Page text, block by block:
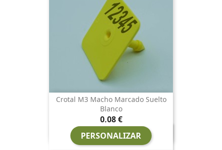
Crotal M3 Macho Marcado Suelto
Blanco
Precio
0,08 €
PERSONALIZAR